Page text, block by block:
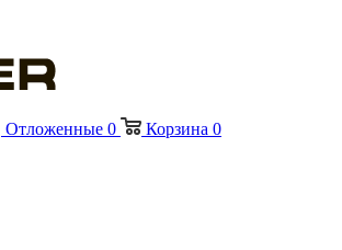
Отложенные 0 Корзина 0